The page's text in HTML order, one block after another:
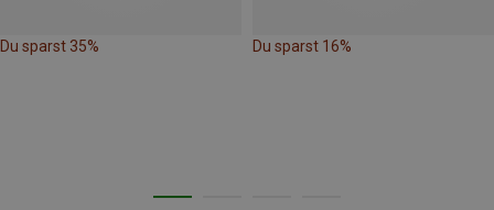
Du sparst 35% Du sparst 16%